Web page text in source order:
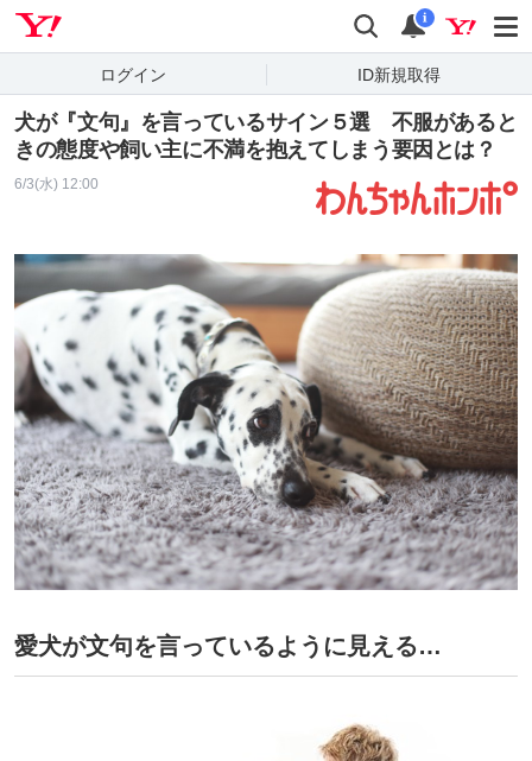
検索 通知
i
ログイン ID新規取得
犬が『文句』を言っているサイン５選 不服があると
きの態度や飼い主に不満を抱えてしまう要因とは？
6/3(水) 12:00
愛犬が文句を言っているように見える…